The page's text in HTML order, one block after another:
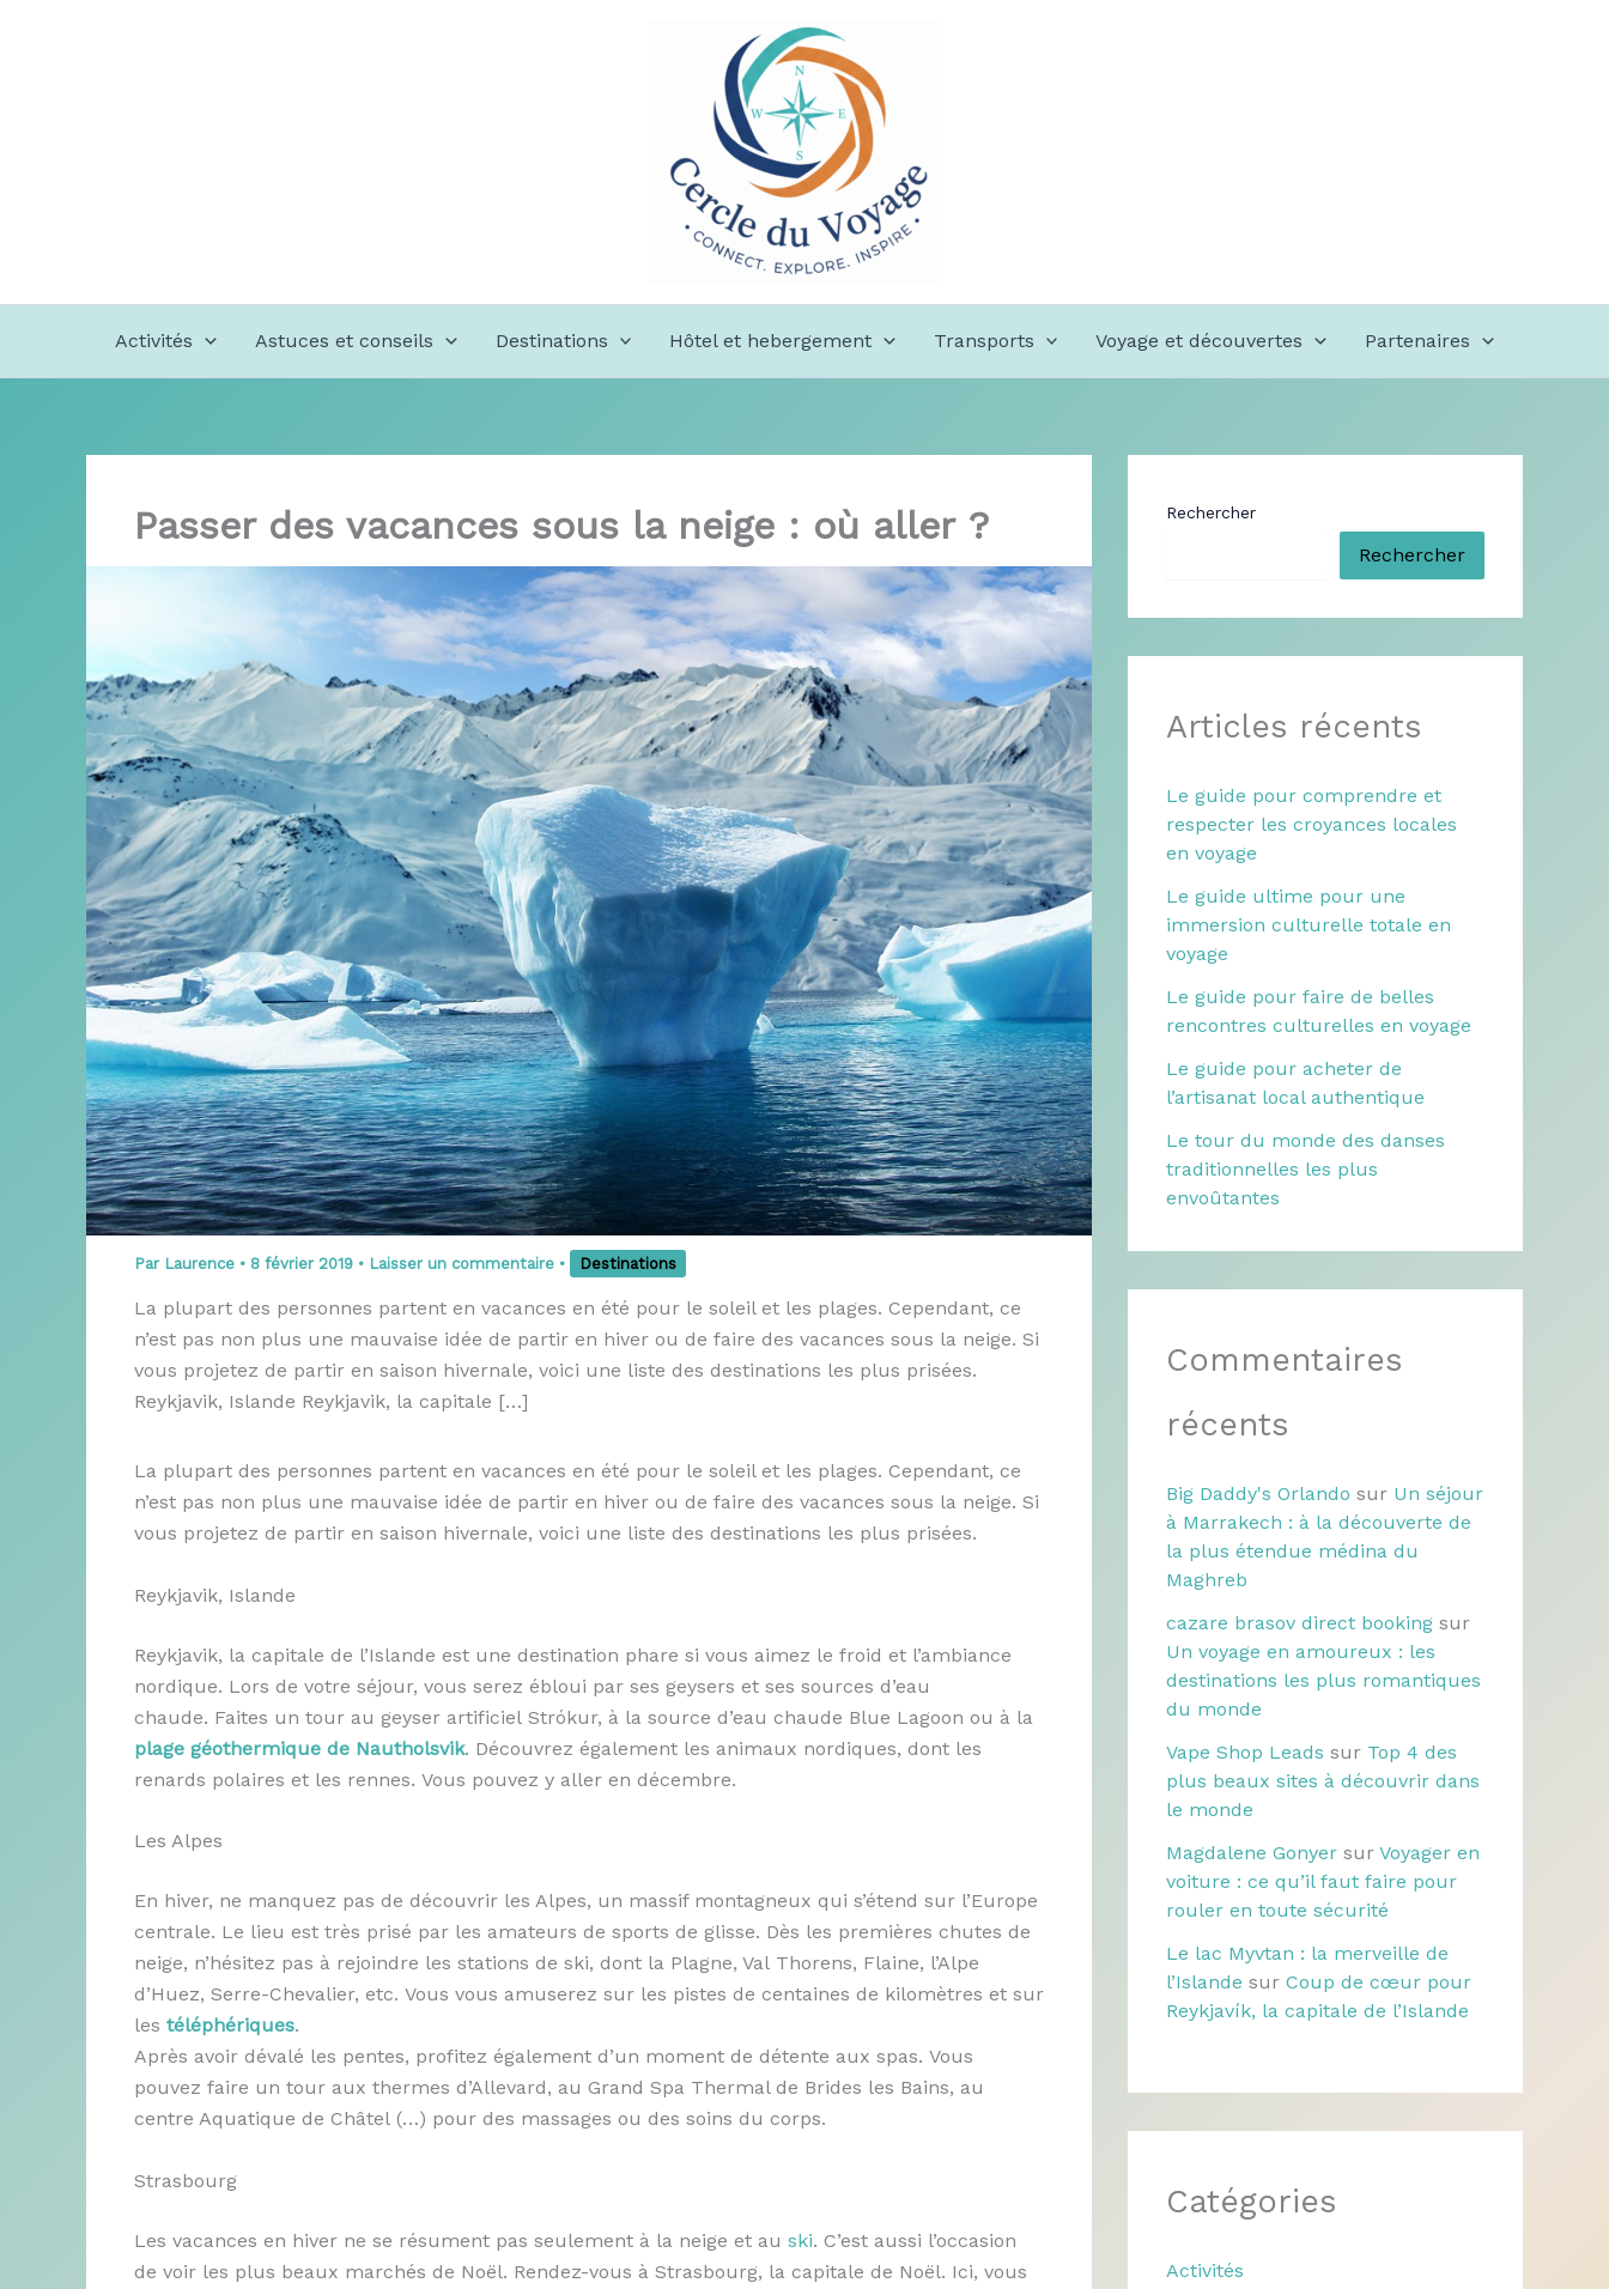
Activités Astuces et conseils Destinations Hôtel et hebergement Transports Voyage et découvertes Partenaires
Passer des vacances sous la neige : où aller ?
Par Laurence • 8 février 2019 • Laisser un commentaire • Destinations
La plupart des personnes partent en vacances en été pour le soleil et les plages. Cependant, ce
n’est pas non plus une mauvaise idée de partir en hiver ou de faire des vacances sous la neige. Si
vous projetez de partir en saison hivernale, voici une liste des destinations les plus prisées.
Reykjavik, Islande Reykjavik, la capitale […]
La plupart des personnes partent en vacances en été pour le soleil et les plages. Cependant, ce
n’est pas non plus une mauvaise idée de partir en hiver ou de faire des vacances sous la neige. Si
vous projetez de partir en saison hivernale, voici une liste des destinations les plus prisées.
Reykjavik, Islande
Reykjavik, la capitale de l’Islande est une destination phare si vous aimez le froid et l’ambiance
nordique. Lors de votre séjour, vous serez ébloui par ses geysers et ses sources d’eau
chaude. Faites un tour au geyser artificiel Strókur, à la source d’eau chaude Blue Lagoon ou à la
plage géothermique de Nautholsvik. Découvrez également les animaux nordiques, dont les
renards polaires et les rennes. Vous pouvez y aller en décembre.
Les Alpes
En hiver, ne manquez pas de découvrir les Alpes, un massif montagneux qui s’étend sur l’Europe
centrale. Le lieu est très prisé par les amateurs de sports de glisse. Dès les premières chutes de
neige, n’hésitez pas à rejoindre les stations de ski, dont la Plagne, Val Thorens, Flaine, l’Alpe
d’Huez, Serre-Chevalier, etc. Vous vous amuserez sur les pistes de centaines de kilomètres et sur
les téléphériques.
Après avoir dévalé les pentes, profitez également d’un moment de détente aux spas. Vous
pouvez faire un tour aux thermes d’Allevard, au Grand Spa Thermal de Brides les Bains, au
centre Aquatique de Châtel (…) pour des massages ou des soins du corps.
Strasbourg
Les vacances en hiver ne se résument pas seulement à la neige et au ski. C’est aussi l’occasion
de voir les plus beaux marchés de Noël. Rendez-vous à Strasbourg, la capitale de Noël. Ici, vous
Rechercher
Rechercher
Articles récents
Le guide pour comprendre et
respecter les croyances locales
en voyage
Le guide ultime pour une
immersion culturelle totale en
voyage
Le guide pour faire de belles
rencontres culturelles en voyage
Le guide pour acheter de
l’artisanat local authentique
Le tour du monde des danses
traditionnelles les plus
envoûtantes
Commentaires
récents
Big Daddy's Orlando sur Un séjour
à Marrakech : à la découverte de
la plus étendue médina du
Maghreb
cazare brasov direct booking sur
Un voyage en amoureux : les
destinations les plus romantiques
du monde
Vape Shop Leads sur Top 4 des
plus beaux sites à découvrir dans
le monde
Magdalene Gonyer sur Voyager en
voiture : ce qu’il faut faire pour
rouler en toute sécurité
Le lac Myvtan : la merveille de
l’Islande sur Coup de cœur pour
Reykjavík, la capitale de l’Islande
Catégories
Activités